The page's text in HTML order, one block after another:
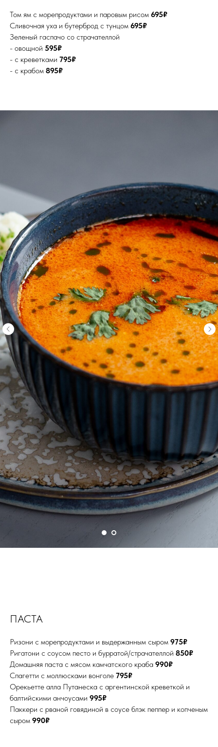
Том ям с морепродуктами и паровым рисом 695₽
Сливочная уха и бутерброд с тунцом 695₽
Зеленый гаспачо со страчателлой
- овощной 595₽
- с креветками 795₽
- с крабом 895₽
ПАСТА
Ризони с морепродуктами и выдержанным сыром 975₽
Ригатони с соусом песто и бурратой/страчателлой 850₽
Домашняя паста с мясом камчатского краба 990₽
Спагетти с моллюсками вонголе 795₽
Орекьетте алла Путанеска с аргентинской креветкой и
балтийскими анчоусами 995₽
Паккери с рваной говядиной в соусе блэк пеппер и копченым
сыром 990₽